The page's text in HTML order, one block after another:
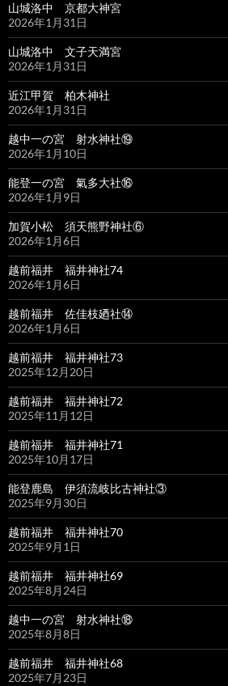
山城洛中 京都大神宮
2026年1月31日
山城洛中 文子天満宮
2026年1月31日
近江甲賀 柏木神社
2026年1月31日
越中一の宮 射水神社⑲
2026年1月10日
能登一の宮 氣多大社⑯
2026年1月9日
加賀小松 須天熊野神社⑥
2026年1月6日
越前福井 福井神社74
2026年1月6日
越前福井 佐佳枝廼社⑭
2026年1月6日
越前福井 福井神社73
2025年12月20日
越前福井 福井神社72
2025年11月12日
越前福井 福井神社71
2025年10月17日
能登鹿島 伊須流岐比古神社③
2025年9月30日
越前福井 福井神社70
2025年9月1日
越前福井 福井神社69
2025年8月24日
越中一の宮 射水神社⑱
2025年8月8日
越前福井 福井神社68
2025年7月23日